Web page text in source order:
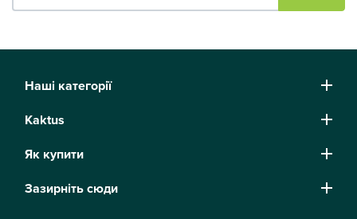
Наші категорії
Kaktus
Як купити
Зазирніть сюди